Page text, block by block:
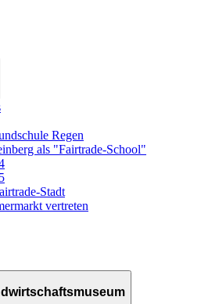
Regen
als "Fairtrade-School"
Stadt
vertreten